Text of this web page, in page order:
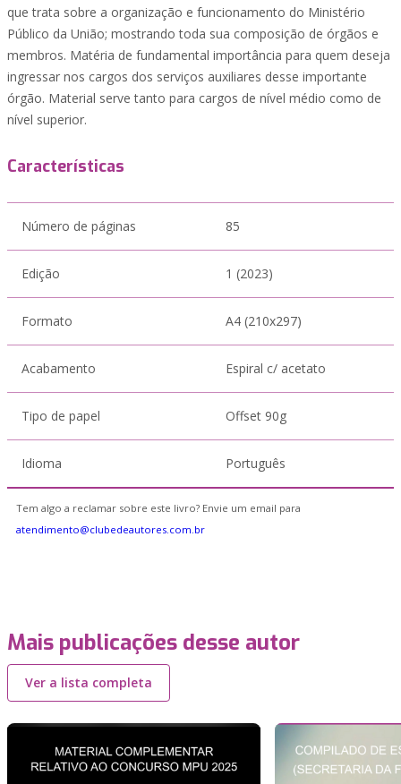
que trata sobre a organização e funcionamento do Ministério
Público da União; mostrando toda sua composição de órgãos e
membros. Matéria de fundamental importância para quem deseja
ingressar nos cargos dos serviços auxiliares desse importante
órgão. Material serve tanto para cargos de nível médio como de
nível superior.
Características
Número de páginas 85
Edição 1 (2023)
Formato A4 (210x297)
Acabamento Espiral c/ acetato
Tipo de papel Offset 90g
Idioma Português
Tem algo a reclamar sobre este livro? Envie um email para
atendimento@clubedeautores.com.br
Mais publicações desse autor
Ver a lista completa